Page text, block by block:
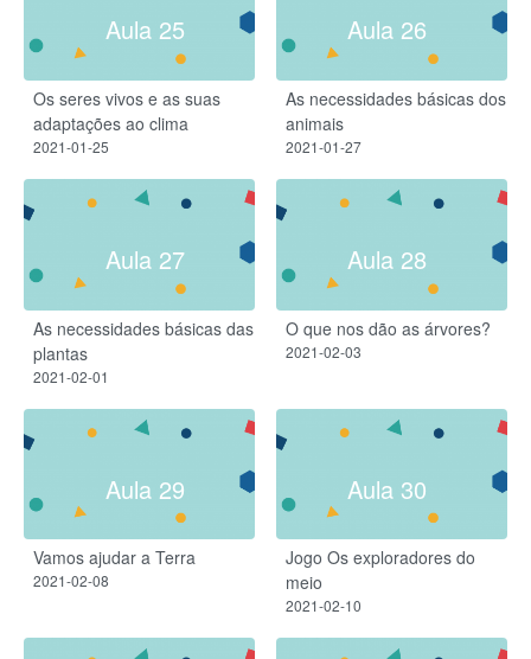
Aula 25
Os seres vivos e as suas
adaptações ao clima
2021-01-25
Aula 26
As necessidades básicas dos
animais
2021-01-27
Aula 27
As necessidades básicas das
plantas​
2021-02-01
Aula 28
O que nos dão as árvores?​
2021-02-03
Aula 29
Vamos ajudar a Terra
2021-02-08
Aula 30
Jogo Os exploradores do
meio
2021-02-10